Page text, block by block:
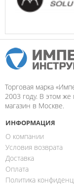
Торговая марка
2003 году. В этом
магазин в Москве.
ИНФОРМАЦИЯ
О компании
Условия возврата
Доставка
Оплата
Политика